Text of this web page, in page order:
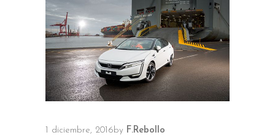
1 diciembre, 2016 by F.Rebollo